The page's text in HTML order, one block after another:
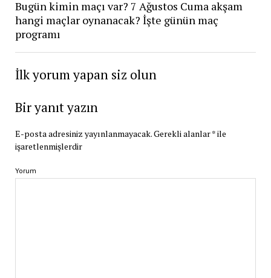
Bugün kimin maçı var? 7 Ağustos Cuma akşam
hangi maçlar oynanacak? İşte günün maç
programı
İlk yorum yapan siz olun
Bir yanıt yazın
E-posta adresiniz yayınlanmayacak.Gerekli alanlar*ile
işaretlenmişlerdir
Yorum